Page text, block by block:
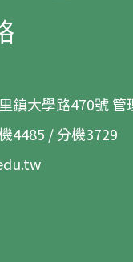
鎮大學路470號
4485 / 分機3729